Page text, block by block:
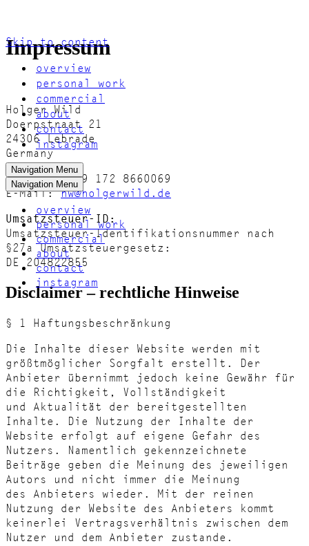
Skip to content
overview
personal work
commercial
about
contact
instagram
Navigation Menu
Navigation Menu
overview
personal work
commercial
about
contact
instagram
Impressum
Holger Wild
Doerpstraat 21
24306 Lebrade
Germany
Telefon: +49 172 8660069
E-Mail:hw@holgerwild.de
Umsatzsteuer-ID:
Umsatzsteuer-Identifikationsnummer nach
§27a Umsatzsteuergesetz:
DE 204822855
Disclaimer – rechtliche Hinweise
§ 1 Haftungsbeschränkung
Die Inhalte dieser Website werden mit
größtmöglicher Sorgfalt erstellt. Der
Anbieter übernimmt jedoch keine Gewähr für
die Richtigkeit, Vollständigkeit
und Aktualität der bereitgestellten
Inhalte. Die Nutzung der Inhalte der
Website erfolgt auf eigene Gefahr des
Nutzers. Namentlich gekennzeichnete
Beiträge geben die Meinung des jeweiligen
Autors und nicht immer die Meinung
des Anbieters wieder. Mit der reinen
Nutzung der Website des Anbieters kommt
keinerlei Vertragsverhältnis zwischen dem
Nutzer und dem Anbieter zustande.